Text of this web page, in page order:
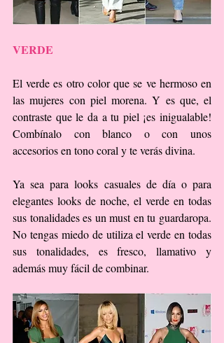
VERDE
El verde es otro color que se ve hermoso en
las mujeres con piel morena. Y es que, el
contraste que le da a tu piel ¡es inigualable!
Combínalo con blanco o con unos
accesorios en tono coral y te verás divina.
Ya sea para looks casuales de día o para
elegantes looks de noche, el verde en todas
sus tonalidades es un must en tu guardaropa.
No tengas miedo de utiliza el verde en todas
sus tonalidades, es fresco, llamativo y
además muy fácil de combinar.